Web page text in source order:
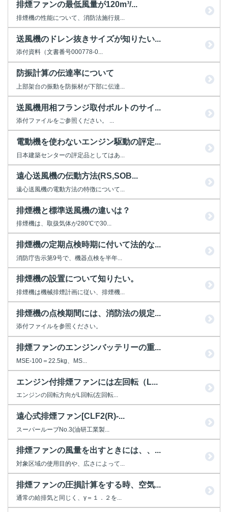
排煙ファンの最低風量が120m³/...
排煙機の性能について、消防法施行規...
送風機のドレン抜きサイズが知りたい...
添付資料（文書番号000778-0...
防振計算の伝達率について
上部架台の振動を防振材が下部に伝達...
送風機用相フランジ取付ボルトのサイ...
添付ファイルをご参照ください。 ...
電動機を使わないエンジン駆動の評定...
日本建築センターの評定品としてはあ...
遠心送風機の伝動方法(RS,SOB...
遠心送風機の電動方法の特徴について...
排煙機と標準送風機の違いは？
排煙機は、取扱気体が280℃で30...
排煙機の定期点検時期に付いて法的な...
消防庁告示第9号で、機器点検を半年...
排煙機の設置について知りたい。
排煙機は機械排煙計画に従い、排煙機...
排煙機の点検期間には、消防法の規定...
添付ファイルを参照ください。
排煙ファンのエンジンバッテリーの重...
MSE-100＝22.5kg、MS...
エンジン付排煙ファンには左回転（L...
エンジンの回転方向がL回転(左回転...
遠心式排煙ファン[CLF2(R)-...
スーパールーブNo.3(油研工業製...
排煙ファンの風量を出すときには、、...
対象区域の使用目的や、広さによって...
排煙ファンの圧損計算をする時、空気...
通常の給排気と同じく、γ＝１．２を...